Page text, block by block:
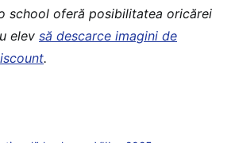
school oferă posibilitatea oricărei
elev să descarce imagini de
.